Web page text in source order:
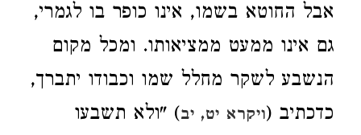
אבל החוטא בשמו, אינו כופר בו לגמרי,
גם אינו ממעט ממציאותו. ומכל מקום
הנשבע לשקר מחלל שמו וכבודו יתברך,
כדכתיב (ויקרא יט, יב) "ולא תשבעו